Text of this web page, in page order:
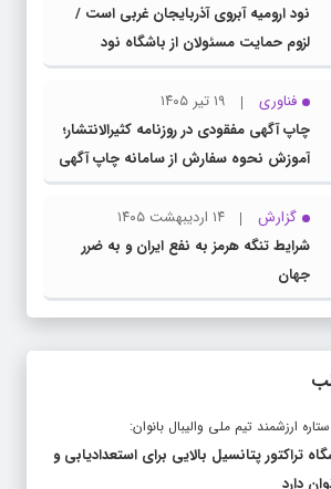
نود ارومیه آبروی آذربایجان غربی است /
لزوم حمایت مسئولان از باشگاه نود
فناوری
۱۹ تیر ۱۴۰۵
چاپ آگهی مفقودی در روزنامه کثیرالانتشار؛
آموزش نحوه سفارش از سامانه چاپ آگهی
دات کام
گزارش
۱۴ اردیبهشت ۱۴۰۵
شرایط تنگه هرمز به نفع ایران و به ضرر
جهان
ارزشمند تیم ملی والیبال بانوان:
تراکتور پتانسیل بالایی برای استعدادیابی و
دارد